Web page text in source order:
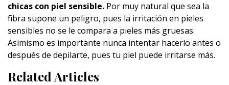
chicas con piel sensible. Por muy natural que sea la
fibra supone un peligro, pues la irritación en pieles
sensibles no se le compara a pieles más gruesas.
Asimismo es importante nunca intentar hacerlo antes o
después de depilarte, pues tu piel puede irritarse más.
Related Articles